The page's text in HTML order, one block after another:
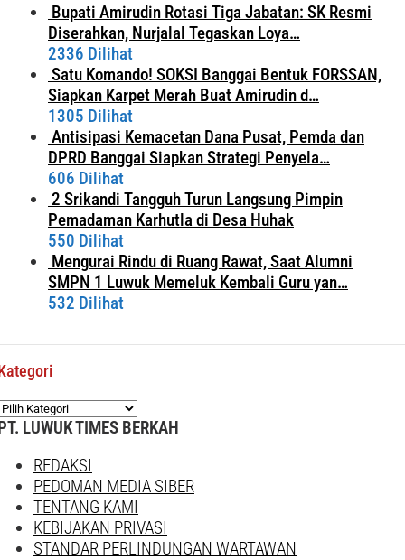
Bupati Amirudin Rotasi Tiga Jabatan: SK Resmi
Diserahkan, Nurjalal Tegaskan Loya…
2336 Dilihat
Satu Komando! SOKSI Banggai Bentuk FORSSAN,
Siapkan Karpet Merah Buat Amirudin d…
1305 Dilihat
Antisipasi Kemacetan Dana Pusat, Pemda dan
DPRD Banggai Siapkan Strategi Penyela…
606 Dilihat
2 Srikandi Tangguh Turun Langsung Pimpin
Pemadaman Karhutla di Desa Huhak
550 Dilihat
Mengurai Rindu di Ruang Rawat, Saat Alumni
SMPN 1 Luwuk Memeluk Kembali Guru yan…
532 Dilihat
LUWUK TIMES BERKAH
REDAKSI
PEDOMAN MEDIA SIBER
TENTANG KAMI
KEBIJAKAN PRIVASI
STANDAR PERLINDUNGAN WARTAWAN